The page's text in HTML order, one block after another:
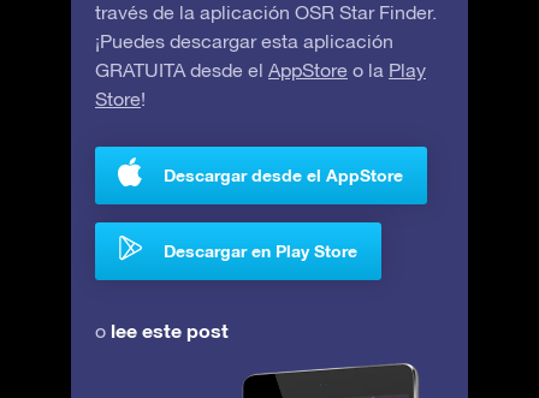
través de la aplicación OSR Star Finder.
¡Puedes descargar esta aplicación
GRATUITA desde el AppStore o la Play
Store!
Descargar desde el AppStore
Descargar en Play Store
o lee este post